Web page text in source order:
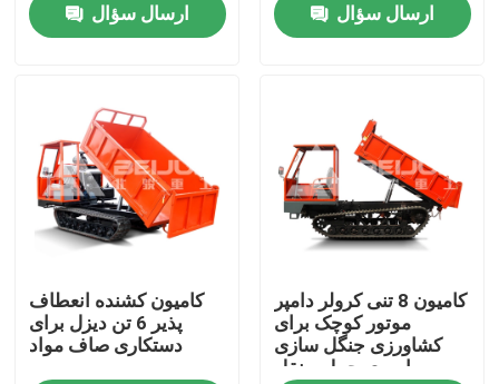
ویدیوها
کامیون معدن زیرزمینی
کامیون زیرزمینی مفصلی
کامیون کشنده
ارسال سؤال
ارسال سؤال
کامیون کشنده انعطاف
پذیر 6 تن دیزل برای
دستکاری صاف مواد
کامیون 8 تنی کرولر دامپر
موتور کوچک برای
کشاورزی جنگل سازی
باروری حمل و نقل